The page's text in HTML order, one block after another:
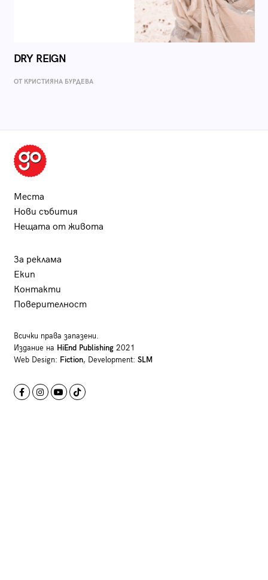
DRY REIGN
ОТ КРИСТИЯНА БУРДЕВА
Места
Нови събития
Нещата от живота
За реклама
Екип
Контакти
Поверителност
Всички права запазени.
Издание на HiEnd Publishing2021
Web Design: Fiction, Development: SLM